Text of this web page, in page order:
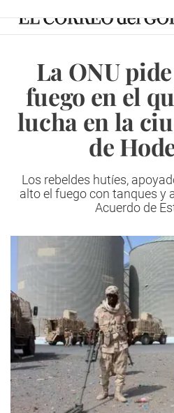
La ONU
fuego en el
lucha en la
de
Los rebeldes hutíes,
alto el fuego con tanques y
Acuerdo de